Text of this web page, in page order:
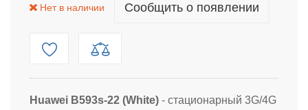
Нет в наличии Сообщить о появлении
Huawei B593s-22 (White) - стационарный 3G/4G